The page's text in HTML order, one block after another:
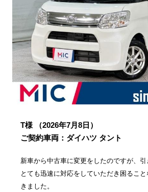
T様
（2026年7月8日）
ご契約車両：ダイハツ タント
新車から中古車に変更をしたのですが、
とても迅速に対応をしていただき困るこ
きました。